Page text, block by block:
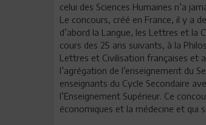
celui des Sciences Humaines n’a
Le concours, créé en France, il y a
d’abord la Langue, les Lettres et la
cours des 25 ans suivants, à la
Lettres et Civilisation françaises et
l’agrégation de l’enseignement du
enseignants du Cycle Secondaire
l’Enseignement Supérieur. Ce
économiques et la médecine et qui